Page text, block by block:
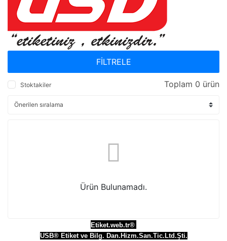
FİLTRELE
Stoktakiler Toplam 0 ürün
Ürün Bulunamadı.
Etiket.web.tr®
USB® Etiket ve Bilg. Dan.Hizm.San.Tic.Ltd.Şti.